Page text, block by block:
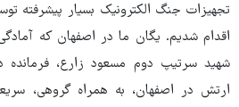
تجهیزات جنگ الکترونیک بسیار پیشرفته
اقدام شدیم. یگان ما در اصفهان که
شهید سرتیپ دوم مسعود زارع، فرمانده
ارتش در اصفهان، به همراه گروهی،